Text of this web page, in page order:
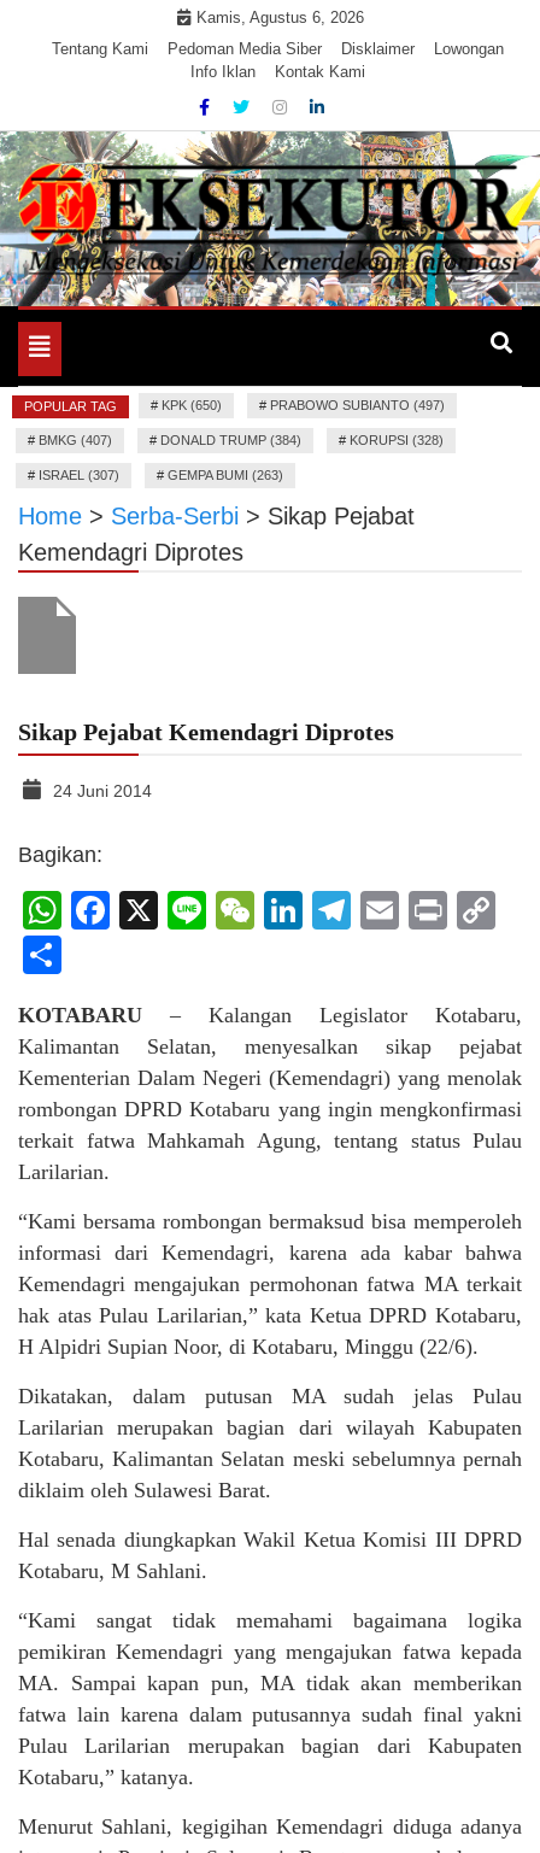
Kamis, Agustus 6, 2026
Tentang Kami
Pedoman Media Siber Disklaimer
Lowongan
Info Iklan
Kontak Kami
EKSEKUTOR
Mengeksekusi Berita Untuk Kemerdekaan dan Keadilan
Toggle
navigation
POPULAR TAG # KPK (650) # PRABOWO SUBIANTO (497)
# BMKG (407) # DONALD TRUMP (384) # KORUPSI (328)
# ISRAEL (307) # GEMPA BUMI (263)
Home > Serba-Serbi > Sikap Pejabat
Kemendagri Diprotes
Sikap Pejabat Kemendagri Diprotes
24 Juni 2014
Bagikan:
WhatsApp
Facebook
X LineWeChat
LinkedIn
Telegram
Email
Print
KOTABARU – Kalangan Legislator Kotabaru,
Kalimantan Selatan, menyesalkan sikap pejabat
Kementerian Dalam Negeri (Kemendagri) yang menolak
rombongan DPRD Kotabaru yang ingin mengkonfirmasi
terkait fatwa Mahkamah Agung, tentang status Pulau
Larilarian.
“Kami bersama rombongan bermaksud bisa memperoleh
informasi dari Kemendagri, karena ada kabar bahwa
Kemendagri mengajukan permohonan fatwa MA terkait
hak atas Pulau Larilarian,” kata Ketua DPRD Kotabaru,
H Alpidri Supian Noor, di Kotabaru, Minggu (22/6).
Dikatakan, dalam putusan MA sudah jelas Pulau
Larilarian merupakan bagian dari wilayah Kabupaten
Kotabaru, Kalimantan Selatan meski sebelumnya pernah
diklaim oleh Sulawesi Barat.
Hal senada diungkapkan Wakil Ketua Komisi III DPRD
Kotabaru, M Sahlani.
“Kami sangat tidak memahami bagaimana logika
pemikiran Kemendagri yang mengajukan fatwa kepada
MA. Sampai kapan pun, MA tidak akan memberikan
fatwa lain karena dalam putusannya sudah final yakni
Pulau Larilarian merupakan bagian dari Kabupaten
Kotabaru,” katanya.
Menurut Sahlani, kegigihan Kemendagri diduga adanya